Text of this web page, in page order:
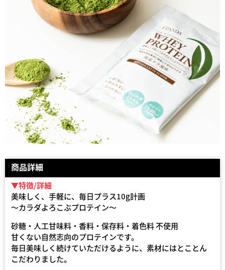
商品詳細
▼特徴/詳細
美味しく、手軽に、毎日プラス10g計画
～カラダよろこぶプロテイン～
砂糖・人工甘味料・香料・保存料・着色料 不使用
甘くない自然志向のプロテインです。
毎日美味しく続けていただけるように、素材にはとことん
こだわりました。